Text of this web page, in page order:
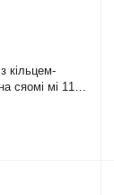
кільцем-
сяомі мі 11